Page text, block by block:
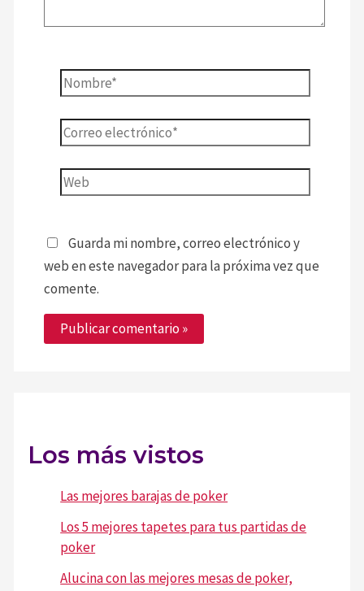
Nombre*
Correo
electrónico*
Web
Guarda mi nombre, correo electrónico y
web en este navegador para la próxima vez que
comente.
Los más vistos
Las mejores barajas de poker
Los 5 mejores tapetes para tus partidas de
poker
Alucina con las mejores mesas de poker,